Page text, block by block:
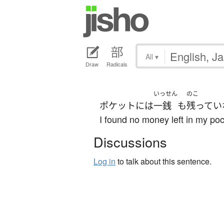
Draw Radicals
All ▾
ポケット には
いっせん
一銭 も
のこ
残って
I found no money left in my
Discussions
Log in to talk about this sentence.